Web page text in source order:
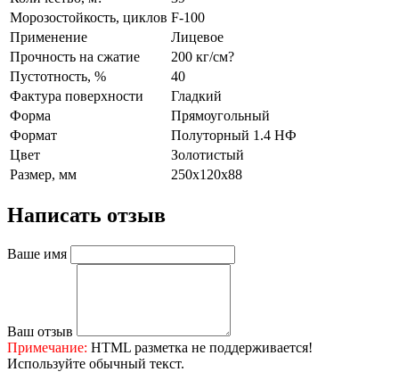
Морозостойкость, циклов F-100
Применение
Лицевое
Прочность на сжатие
200 кг/см?
Пустотность, %
40
Фактура поверхности
Гладкий
Форма
Прямоугольный
Формат
Полуторный 1.4 НФ
Цвет
Золотистый
Размер, мм
250х120х88
Написать отзыв
Ваше имя
Ваш отзыв
Примечание: HTML разметка не поддерживается!
Используйте обычный текст.